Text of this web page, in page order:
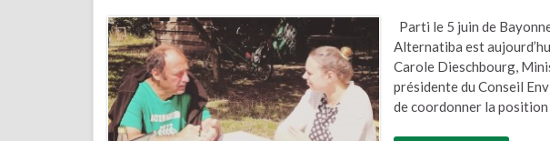
Parti le 5 juin de
Alternatiba est
Carole Dieschbourg,
présidente du Conseil
de coordonner la position